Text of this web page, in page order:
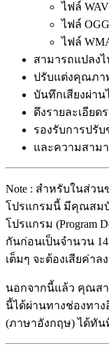
ไฟล์ WAV
ไฟล์ OGG
ไฟล์
สามารถแปลง
ปรับแต่งคุณภา
บันทึกเสียงผ่าน
ดึงรายละเอียด
รองรับการปรับ
และความสาม
Note : สำหรับในส่วน
โปรแกรมนี้ มีคุณสมบั
โปรแกรม (Program
กันก่อนเป็นจำนวน
เต็มๆ จะต้องเสียค่าล
นอกจากนี้แล้ว คุณส
นี้ได้ผ่านทางช่องทางอี
(ภาษาอังกฤษ) ได้ทัน